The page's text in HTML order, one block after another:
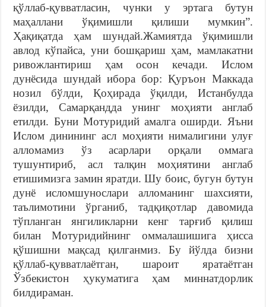
қўллаб-қувватласин, чунки у эртага бутун
маҳаллани ўқимишли қилиши мумкин”.
Ҳақиқатда ҳам шундай.Жамиятда ўқимишли
авлод кўпайса, уни бошқариш ҳам, мамлакатни
ривожлантириш ҳам осон кечади. Ислом
дунёсида шундай ибора бор: Қуръон Маккада
нозил бўлди, Қоҳирада ўқилди, Истанбулда
ёзилди, Самарқандда унинг моҳияти англаб
етилди. Буни Мотуридий амалга оширди. Яъни
Ислом динининг асл моҳияти нималигини улуғ
алломамиз ўз асарлари орқали оммага
тушунтириб, асл талқин моҳиятини англаб
етишимизга замин яратди. Шу боис, бугун бутун
дунё исломшунослари алломанинг шахсияти,
таълимотини ўрганиб, тадқиқотлар давомида
тўпланган янгиликларни кенг тарғиб қилиш
билан Мотуридийнинг оммалашишига ҳисса
қўшишни мақсад қилганмиз. Бу йўлда бизни
қўллаб-қувватлаётган, шароит яратаётган
Ўзбекистон ҳукуматига ҳам миннатдорлик
билдираман.